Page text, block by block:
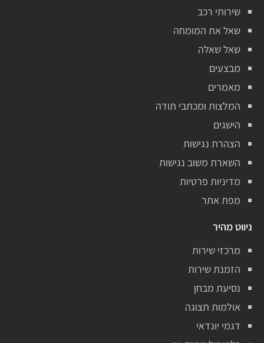
שירותי רכב
שאל את המומחה
שאל שאלה
מבצעים
מאמרים
המלצות ומכתבי תודה
הישגים
הצהרת נגישות
השארת משוב נגישות
מדיניות פרטיות
מפת אתר
ניווט מהיר
מרכזי שירות
הזמנת שירות
נסיעת מבחן
אולמות תצוגה
דגמי יונדאי